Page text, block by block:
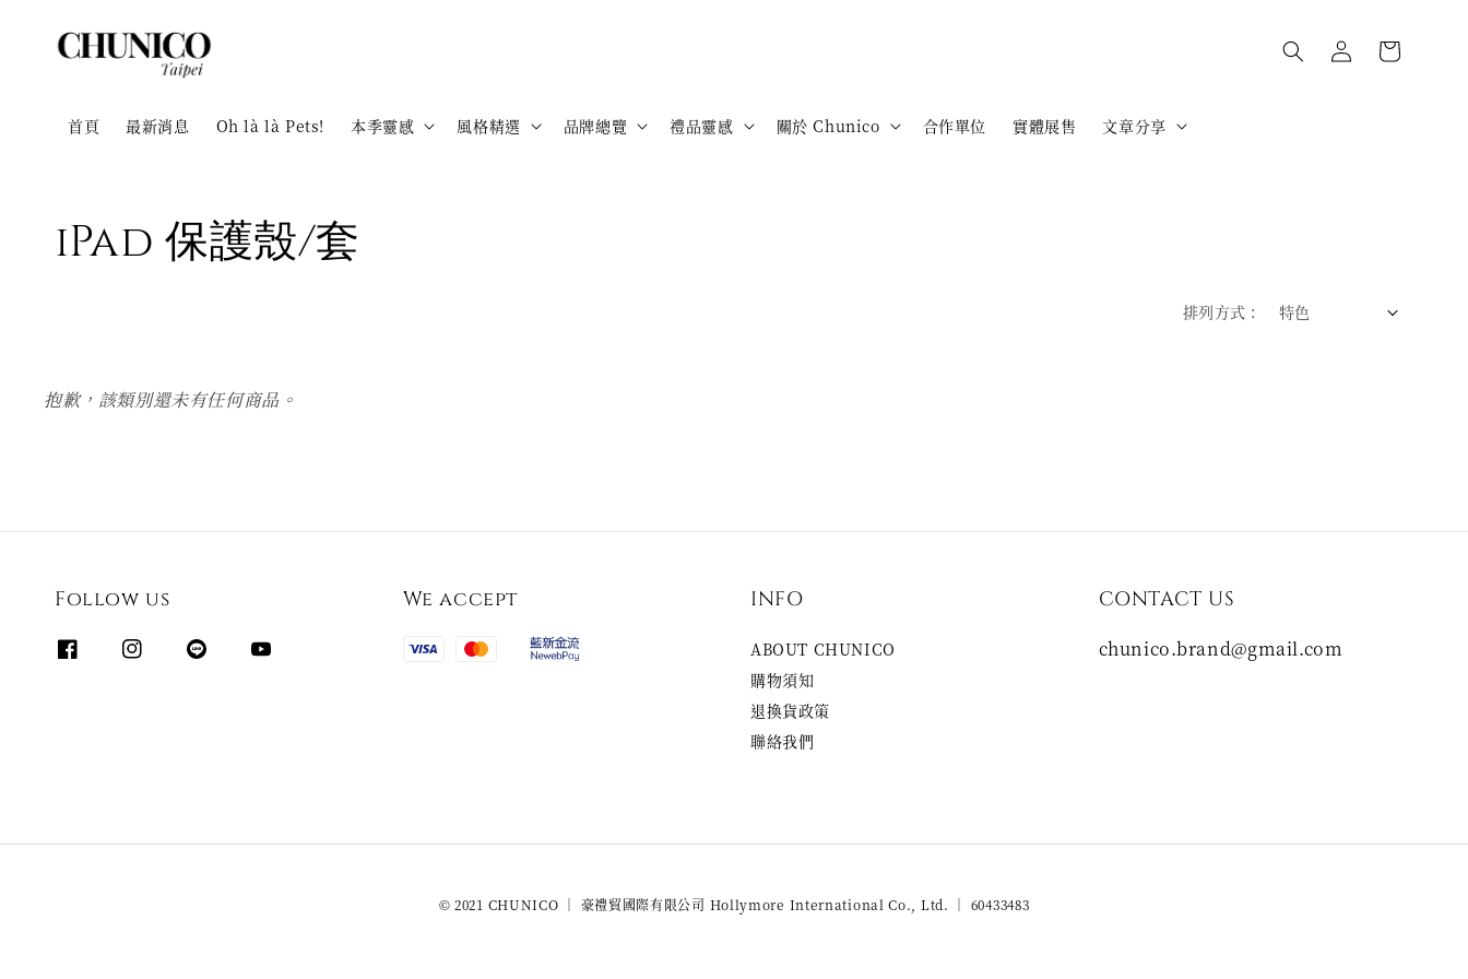
首頁 最新消息 Oh là là Pets! 本季靈感 風格精選 品牌總覽 禮品靈感 關於 Chunico 合作單位 實體展售 文章分享
iPad 保護殼/套
排列方式 :
抱歉，該類別還未有任何商品。
Follow us We accept INFO
ABOUT CHUNICO
購物須知
退換貨政策
聯絡我們
CONTACT US
chunico.brand@gmail.com
© 2021 CHUNICO ｜ 豪禮貿國際有限公司 Hollymore International Co., Ltd. ｜ 60433483